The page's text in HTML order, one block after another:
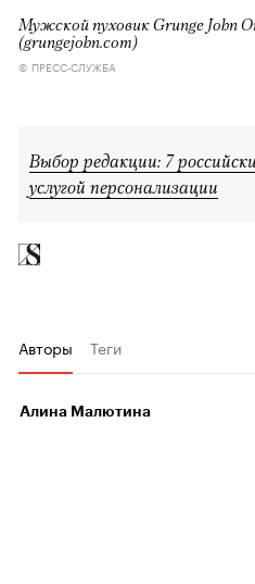
Мужской пуховик Grunge John
(grungejohn.com)
© ПРЕСС-СЛУЖБА
Выбор редакции: 7
услугой персонализации
Авторы Теги
Алина Малютина